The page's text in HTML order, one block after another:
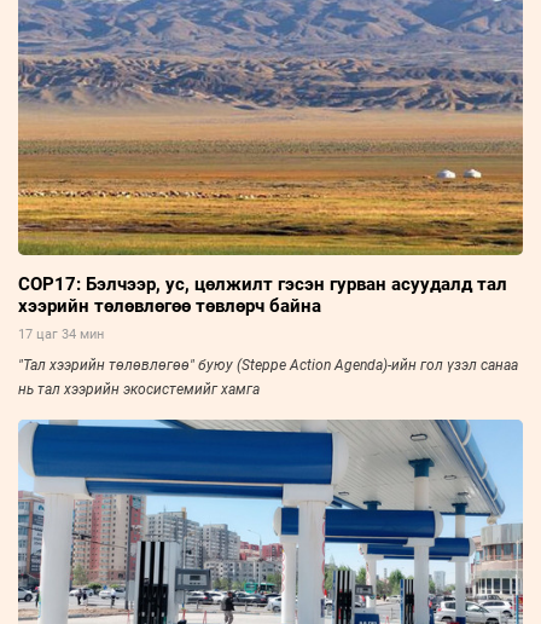
COP17: Бэлчээр, ус, цөлжилт гэсэн гурван асуудалд тал
хээрийн төлөвлөгөө төвлөрч байна
17 цаг 34 мин
"Тал хээрийн төлөвлөгөө" буюу (Steppe Action Agenda)-ийн гол үзэл санаа
нь тал хээрийн экосистемийг хамга